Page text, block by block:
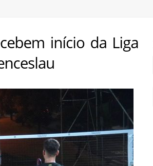
início da Liga